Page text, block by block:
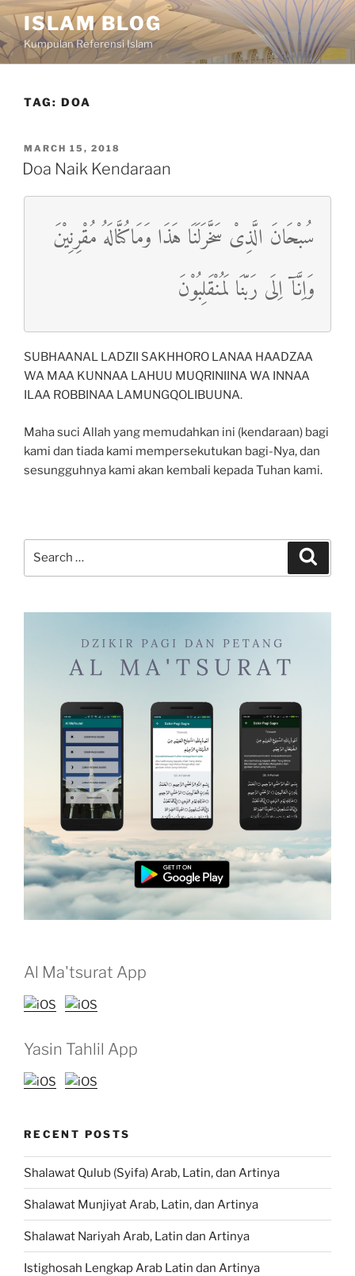
Skip
to
content
ISLAM BLOG
Kumpulan Referensi Islam
TAG: DOA
POSTED
ON
MARCH 15, 2018
Doa Naik Kendaraan
سُبْحَانَ الَّذِىْ سَخَّرَلَنَا هَذَا وَمَاكُنَّالَهُ مُقْرِنِيْنَ
وَاِنَّآ اِلَى رَبّنَا لَمُنْقَلِبُوْنَ
SUBHAANAL LADZII SAKHHORO LANAA HAADZAA
WA MAA KUNNAA LAHUU MUQRINIINA WA INNAA
ILAA ROBBINAA LAMUNGQOLIBUUNA.
Maha suci Allah yang memudahkan ini (kendaraan) bagi
kami dan tiada kami mempersekutukan bagi-Nya, dan
sesungguhnya kami akan kembali kepada Tuhan kami.
Al Ma'tsurat App
Yasin Tahlil App
RECENT POSTS
Shalawat Qulub (Syifa) Arab, Latin, dan Artinya
Shalawat Munjiyat Arab, Latin, dan Artinya
Shalawat Nariyah Arab, Latin dan Artinya
Istighosah Lengkap Arab Latin dan Artinya